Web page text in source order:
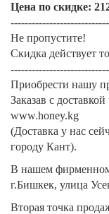
Цена по скидке:
Не пропустите!
Скидка действует
Приобрести нашу
Заказав с
www.honey.kg
(Доставка у нас
городу Кант).
В нашем
г.Бишкек, улица
Вторая точка